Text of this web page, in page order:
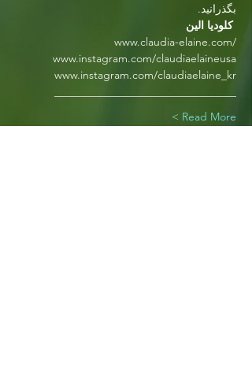
بگذرانید.
کلودیا الین
www.claudia-elaine.com/
www.instagram.com/claudiaelaineusa
www.instagram.com/claudiaelaine_kr
Read More >